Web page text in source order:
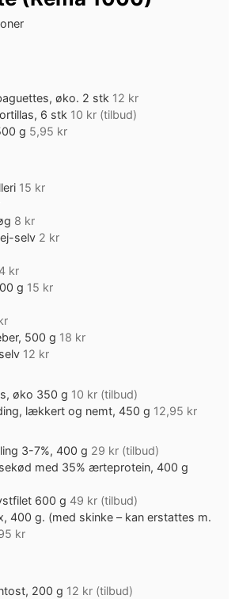
øko. 2 stk 12 kr
6 stk 10 kr (tilbud)
g 5,95 kr
15 kr
8 kr
selv 2 kr
kr
g 15 kr
500 g 18 kr
12 kr
øko 350 g 10 kr (tilbud)
lækkert og nemt, 450 g 12,95 kr
3-7%, 400 g 29 kr (tilbud)
med 35% ærteprotein, 400 g
600 g 49 kr (tilbud)
400 g. (med skinke – kan erstattes m.
kr
200 g 12 kr (tilbud)